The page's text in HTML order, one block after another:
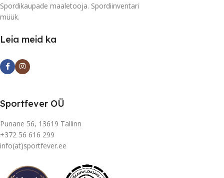
Spordikaupade maaletooja. Spordiinventari
müük.
Leia meid ka
Sportfever OÜ
Punane 56, 13619 Tallinn
+372 56 616 299
info(at)sportfever.ee